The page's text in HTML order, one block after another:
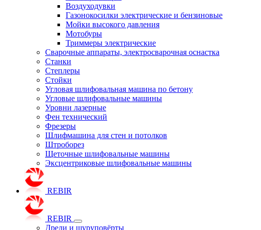
Воздуходувки
Газонокосилки электрические и бензиновые
Мойки высокого давления
Мотобуры
Триммеры электрические
Сварочные аппараты, электросварочная оснастка
Станки
Степлеры
Стойки
Угловая шлифовальная машина по бетону
Угловые шлифовальные машины
Уровни лазерные
Фен технический
Фрезеры
Шлифмашина для стен и потолков
Штроборез
Щеточные шлифовальные машины
Эксцентриковые шлифовальные машины
REBIR
REBIR
Дрели и шуруповёрты